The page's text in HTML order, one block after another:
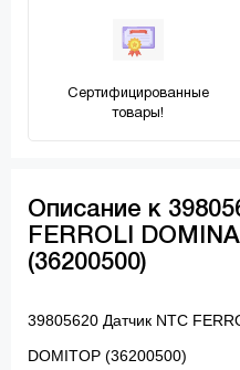
Сертифицированные
товары!
Описание к
FERROLI
(36200500)
39805620 Датчик NTC
DOMITOP (36200500)